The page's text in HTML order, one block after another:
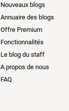
Nouveaux blogs
Annuaire des blogs
Offre Premium
Fonctionnalités
Le blog du staff
A propos de nous
FAQ